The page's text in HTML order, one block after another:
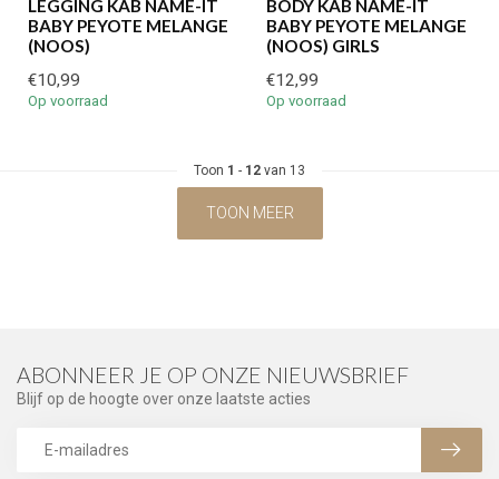
LEGGING KAB NAME-IT
BABY PEYOTE MELANGE
(NOOS)
€10,99
Op voorraad
BODY KAB NAME-IT
BABY PEYOTE MELANGE
(NOOS) GIRLS
€12,99
Op voorraad
Toon 1 - 12 van 13
TOON MEER
ABONNEER JE OP ONZE NIEUWSBRIEF
Blijf op de hoogte over onze laatste acties